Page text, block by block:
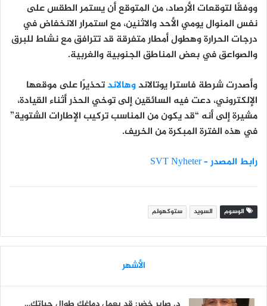
ووفقًا لتوقعات الأرصاد، من المتوقع أن يستمر الطقسعلى
نفس المنوال يومي الأحد والاثنين، مع استمرار الانخفاض في
درجات الحرارة وهطول أمطار متفرقة قد تترافق معنشاط للبرق
والصواعقفي بعض المناطق الجنوبية والغربية.
وأصدرت شرطة فاسترا يوتالاندوهالاندتحذيرًا على موقعها
الإلكتروني، دعت فيه السائقين إلىتوخي الحذر أثناء القيادة،
مشيرة إلى أنه “قد يكون من المناسب تركيب الإطارات الشتوية”
في هذه الفترة المبكرة من الخريف.
رابط المصدر – SVT Nyheter
الوسوم السويد ستوكهولم
الأشهر